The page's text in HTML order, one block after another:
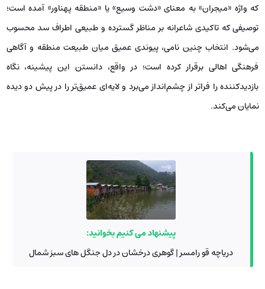
که واژه «میجران» به معنای «دشت وسیع» یا «منطقه پهناور» آمده است؛
توصیفی که تاکیدی شاعرانه بر مناظر گسترده و طبیعی اطراف سد محسوب
می‌شود. انتخاب چنین نامی، پیوندی عمیق میان طبیعت منطقه و آگاهی
فرهنگی اهالی برقرار کرده است؛ در واقع، دانستن این پیشینه، نگاه
بازدیدکننده را فراتر از چشم‌انداز می‌برد و لایه‌ای عمیق‌تر را در پیش دو دیده
نمایان می‌کند.
پیشنهاد می کنیم بخوانید:
دریاچه قو رامسر | گوهری درخشان در دل جنگل های سبز شمال